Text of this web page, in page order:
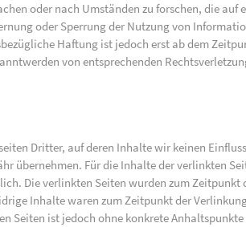
oder nach Umständen zu forschen, die auf
oder Sperrung der Nutzung von
Haftung ist jedoch erst ab dem
von entsprechenden
Dritter, auf deren Inhalte wir keinen
übernehmen. Für die Inhalte der verlinkten
Die verlinkten Seiten wurden zum Zeitpunkt
Inhalte waren zum Zeitpunkt der
Seiten ist jedoch ohne konkrete